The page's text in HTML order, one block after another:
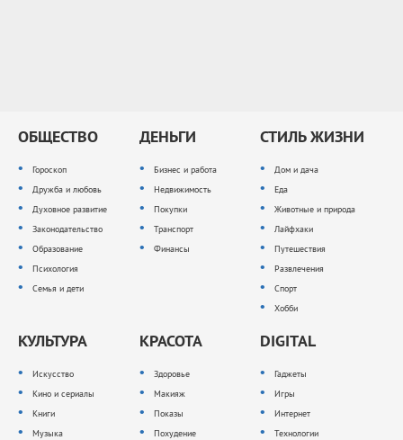
ОБЩЕСТВО
Гороскоп
Дружба и любовь
Духовное развитие
Законодательство
Образование
Психология
Семья и дети
ДЕНЬГИ
Бизнес и работа
Недвижимость
Покупки
Транспорт
Финансы
СТИЛЬ ЖИЗНИ
Дом и дача
Еда
Животные и природа
Лайфхаки
Путешествия
Развлечения
Спорт
Хобби
КУЛЬТУРА
Искусство
Кино и сериалы
Книги
Музыка
КРАСОТА
Здоровье
Макияж
Показы
Похудение
DIGITAL
Гаджеты
Игры
Интернет
Технологии